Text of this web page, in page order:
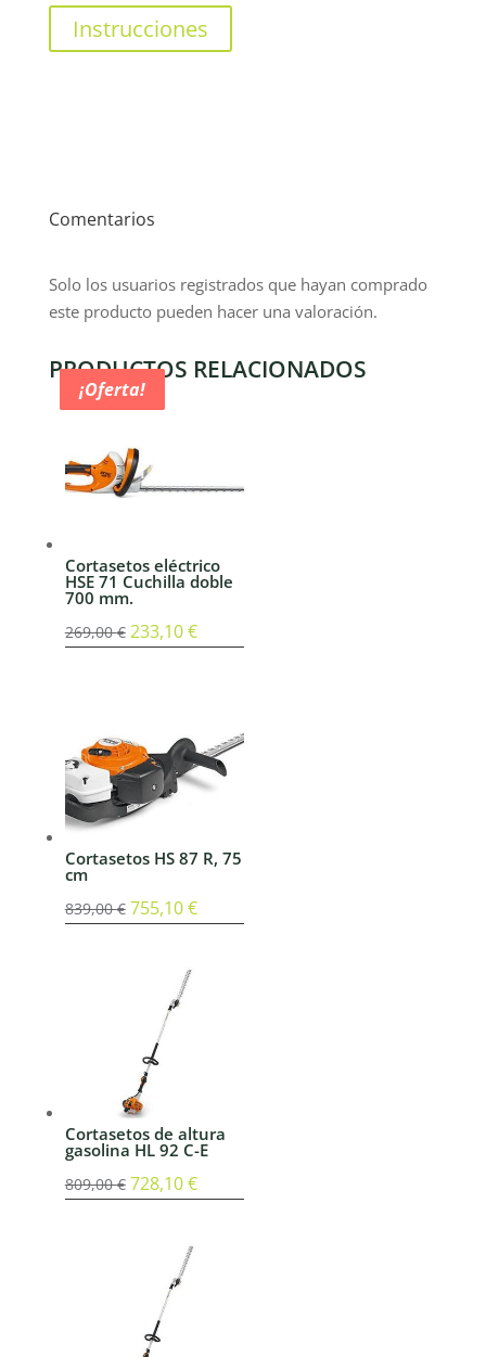
Instrucciones
Comentarios
Solo los usuarios registrados que hayan comprado
este producto pueden hacer una valoración.
PRODUCTOS RELACIONADOS
¡Oferta!
Cortasetos eléctrico
HSE 71 Cuchilla doble
700 mm.
269,00€ El
269,00 €.
233,10€El
233,10 €.
¡Oferta!
Cortasetos HS 87 R, 75
cm
839,00€ El
839,00 €.
755,10€El
¡Oferta!
Cortasetos de altura
gasolina HL 92 C-E
809,00€ El
809,00 €.
728,10€El
¡Oferta!